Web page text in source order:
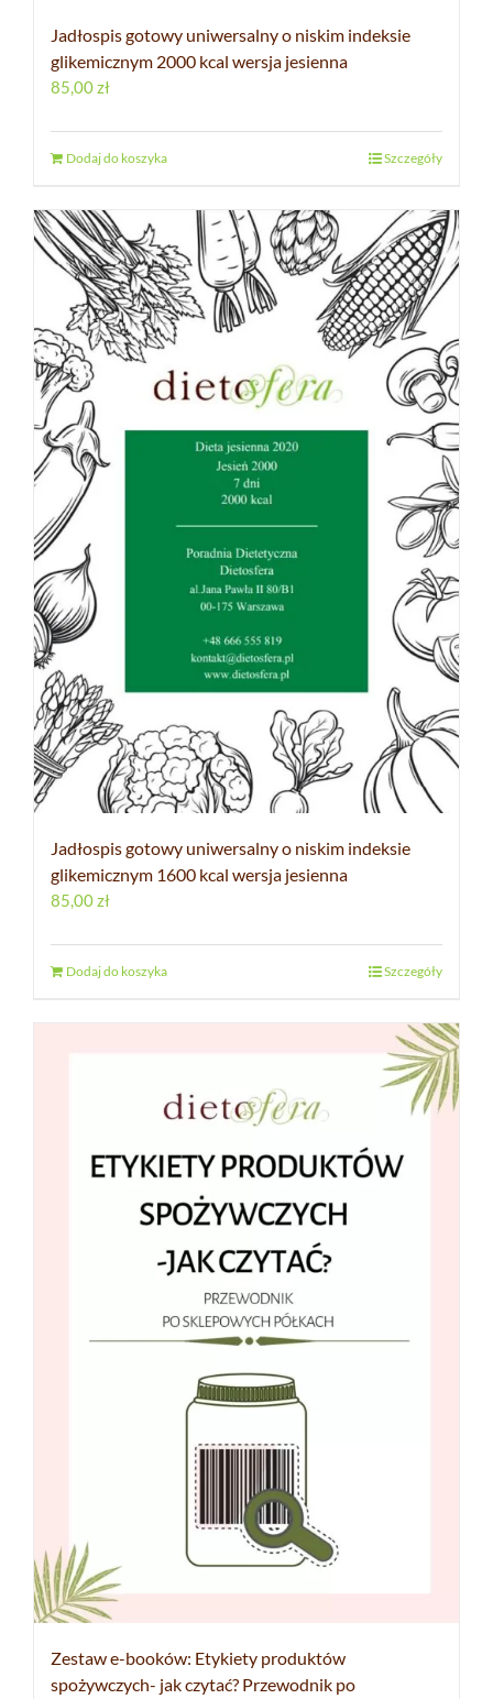
Jadłospis gotowy uniwersalny o niskim indeksie
glikemicznym 2000 kcal wersja jesienna
85,00zł
Dodaj do koszyka Szczegóły
Jadłospis gotowy uniwersalny o niskim indeksie
glikemicznym 1600 kcal wersja jesienna
85,00zł
Dodaj do koszyka Szczegóły
Zestaw e-booków: Etykiety produktów
spożywczych- jak czytać? Przewodnik po